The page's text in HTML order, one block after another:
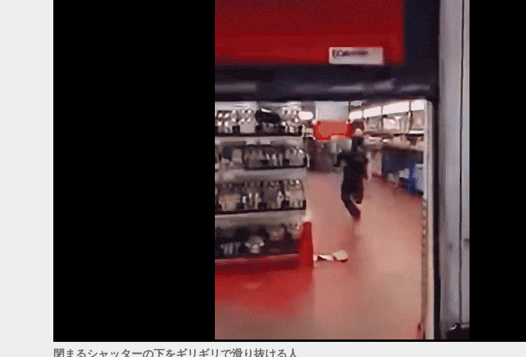
閉まるシャッターの下をギリギリで滑り抜ける人